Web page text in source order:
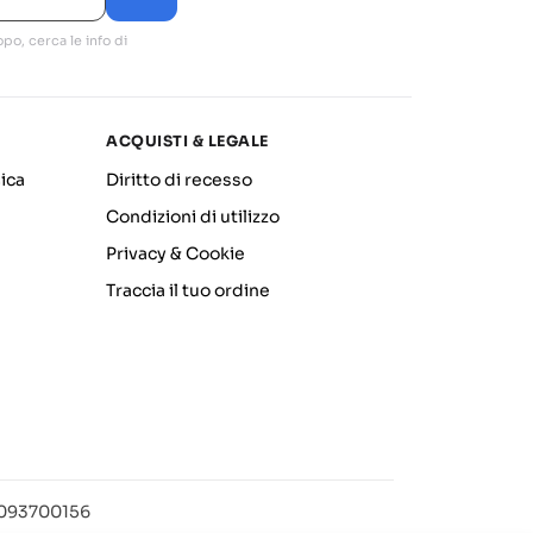
cerca le info di
ACQUISTI & LEGALE
Diritto di recesso
Condizioni di utilizzo
Privacy & Cookie
Traccia il tuo ordine